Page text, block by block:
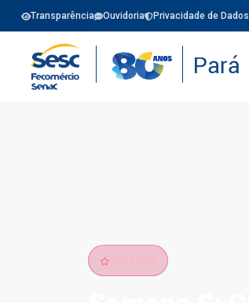
Transparência Ouvidoria Privacidade de Dados